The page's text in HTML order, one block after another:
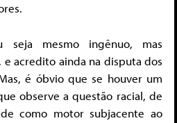
seja mesmo ingênuo, mas
acredito ainda na disputa dos
é óbvio que se houver um
observe a questão racial, de
como motor subjacente ao